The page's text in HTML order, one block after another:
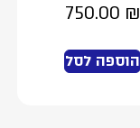
750.00₪
הוספה לסל